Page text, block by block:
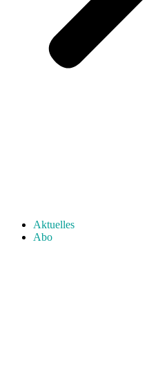
Aktuelles
Abo